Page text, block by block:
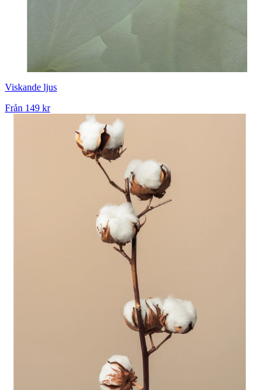
Viskande ljus
Från 149 kr